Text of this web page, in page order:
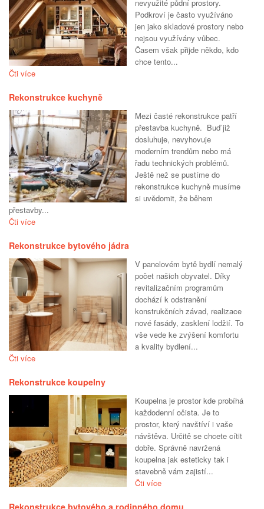
nevyužité půdní prostory.
Podkroví je často využíváno
jen jako skladové prostory nebo
nejsou využívány vůbec.
Časem však přijde někdo, kdo
chce tento...
Čti více
Rekonstrukce kuchyně
Mezi časté rekonstrukce patří
přestavba kuchyně. Buď již
dosluhuje, nevyhovuje
moderním trendům nebo má
řadu technických problémů.
Ještě než se pustíme do
rekonstrukce kuchyně musíme
si uvědomit, že během
přestavby...
Čti více
Rekonstrukce bytového jádra
V panelovém bytě bydlí nemalý
počet našich obyvatel. Díky
revitalizačním programům
dochází k odstranění
konstrukčních závad, realizace
nové fasády, zasklení lodžií. To
vše vede ke zvýšení komfortu
a kvality bydlení...
Čti více
Rekonstrukce koupelny
Koupelna je prostor kde probíhá
každodenní očista. Je to
prostor, který navštíví i vaše
návštěva. Určitě se chcete cítit
dobře. Správně navržená
koupelna jak esteticky tak i
stavebně vám zajistí...
Čti více